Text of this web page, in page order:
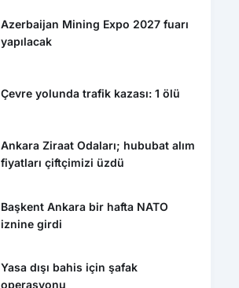
Azerbaijan Mining Expo 2027 fuarı
yapılacak
Çevre yolunda trafik kazası: 1 ölü
Ankara Ziraat Odaları; hububat alım
fiyatları çiftçimizi üzdü
Başkent Ankara bir hafta NATO
iznine girdi
Yasa dışı bahis için şafak
operasyonu